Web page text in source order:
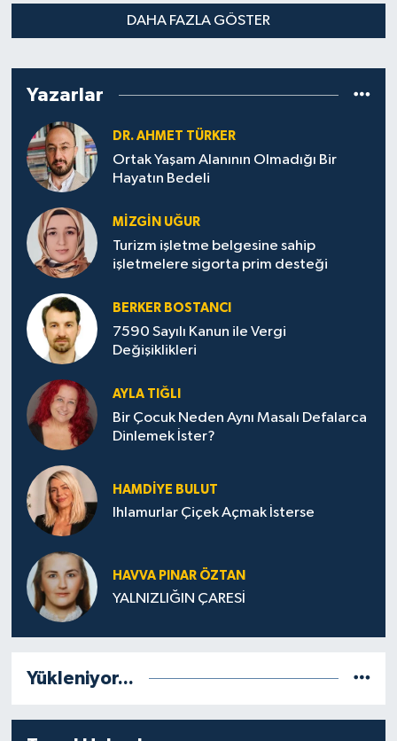
DAHA FAZLA GÖSTER
Yazarlar
DR. AHMET TÜRKER
Ortak Yaşam Alanının Olmadığı Bir
Hayatın Bedeli
MIZGIN UĞUR
Turizm işletme belgesine sahip
işletmelere sigorta prim desteği
BERKER BOSTANCI
7590 Sayılı Kanun ile Vergi
Değişiklikleri
AYLA TIĞLI
Bir Çocuk Neden Aynı Masalı Defalarca
Dinlemek İster?
HAMDIYE BULUT
Ihlamurlar Çiçek Açmak İsterse
HAVVA PINAR ÖZTAN
YALNIZLIĞIN ÇARESİ
Yükleniyor...